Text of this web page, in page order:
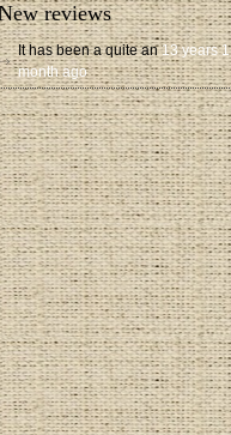
reviews
It has been a quite an 13 years 1
month ago